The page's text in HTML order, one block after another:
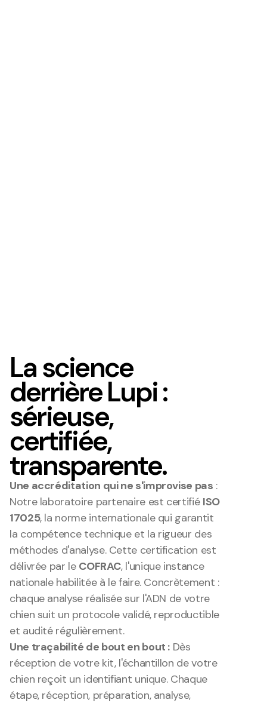
La science
derrière Lupi :
sérieuse,
certifiée,
transparente.
Une accréditation qui ne s'improvise pas :
Notre laboratoire partenaire est certifié ISO
17025, la norme internationale qui garantit
la compétence technique et la rigueur des
méthodes d'analyse. Cette certification est
délivrée par le COFRAC, l'unique instance
nationale habilitée à le faire. Concrètement :
chaque analyse réalisée sur l'ADN de votre
chien suit un protocole validé, reproductible
et audité régulièrement.
Une traçabilité de bout en bout : Dès
réception de votre kit, l'échantillon de votre
chien reçoit un identifiant unique. Chaque
étape, réception, préparation, analyse,